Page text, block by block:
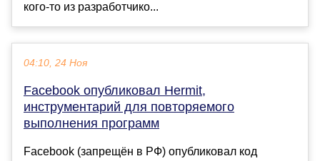
кого-то из разработчико...
04:10, 24 Ноя
Facebook опубликовал Hermit,
инструментарий для повторяемого
выполнения программ
Facebook (запрещён в РФ) опубликовал код